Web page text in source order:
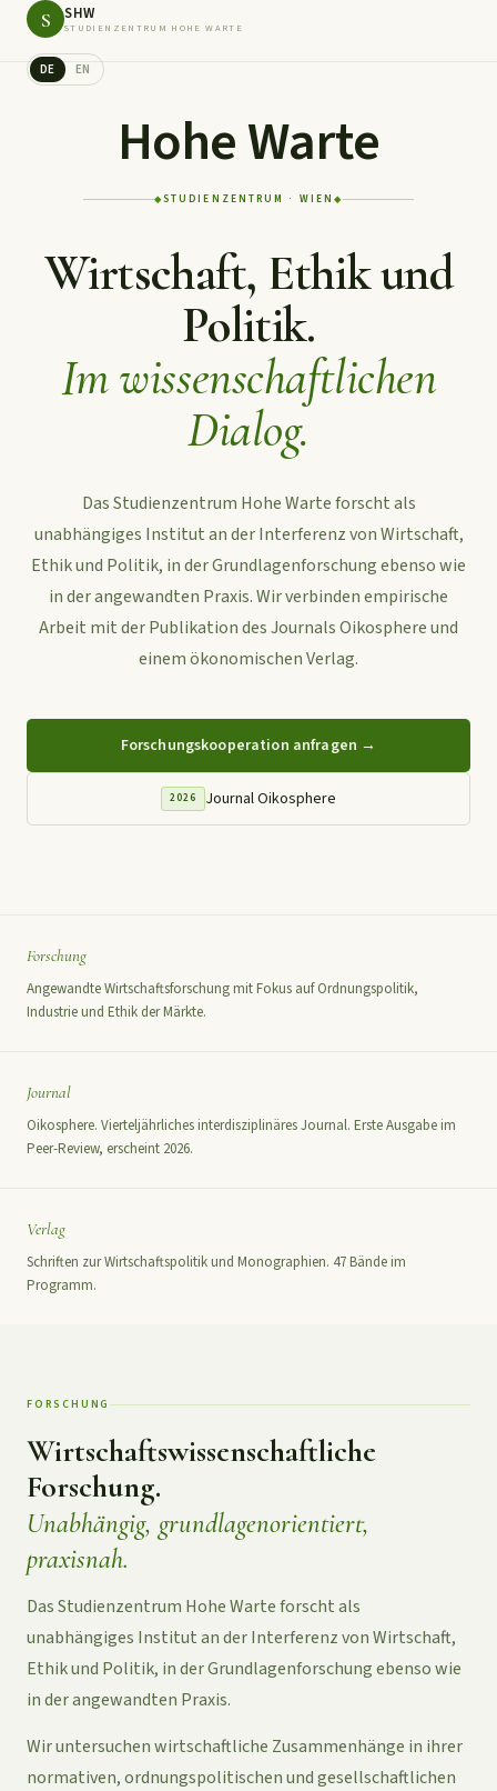
S SHW
STUDIENZENTRUM HOHE WARTE
DE EN
Hohe Warte
◆STUDIENZENTRUM · WIEN ◆
Wirtschaft, Ethik und
Politik.
Im wissenschaftlichen
Dialog.
Das Studienzentrum Hohe Warte forscht als
unabhängiges Institut an der Interferenz von Wirtschaft,
Ethik und Politik, in der Grundlagenforschung ebenso wie
in der angewandten Praxis. Wir verbinden empirische
Arbeit mit der Publikation des Journals Oikosphere und
einem ökonomischen Verlag.
Forschungskooperation anfragen →
2026 Journal Oikosphere
Forschung
Angewandte Wirtschaftsforschung mit Fokus auf Ordnungspolitik,
Industrie und Ethik der Märkte.
Journal
Oikosphere. Vierteljährliches interdisziplinäres Journal. Erste Ausgabe im
Peer-Review, erscheint 2026.
Verlag
Schriften zur Wirtschaftspolitik und Monographien. 47 Bände im
Programm.
FORSCHUNG
Wirtschaftswissenschaftliche
Forschung.
Unabhängig, grundlagenorientiert,
praxisnah.
Das Studienzentrum Hohe Warte forscht als
unabhängiges Institut an der Interferenz von Wirtschaft,
Ethik und Politik, in der Grundlagenforschung ebenso wie
in der angewandten Praxis.
Wir untersuchen wirtschaftliche Zusammenhänge in ihrer
normativen, ordnungspolitischen und gesellschaftlichen